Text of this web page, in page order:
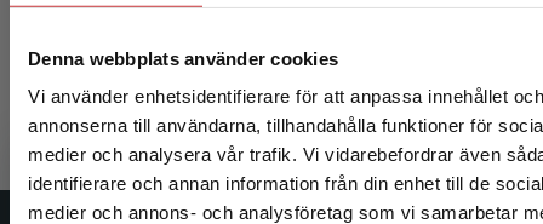
Denna webbplats använder cookies
Vi använder enhetsidentifierare för att anpassa innehållet och
annonserna till användarna, tillhandahålla funktioner för
medier och analysera vår trafik. Vi vidarebefordrar även
identifierare och annan information från din enhet till de
medier och annons- och analysföretag som vi samarbetar
Begränsad fraktregion
Exkl. moms: 217 kr